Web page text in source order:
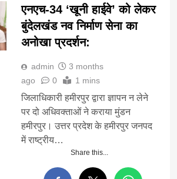
एनएच-34 ‘खूनी हाईवे’ को लेकर
बुंदेलखंड नव निर्माण सेना का
अनोखा प्रदर्शन:
admin
3 months
ago
0 1 mins
जिलाधिकारी हमीरपुर द्वारा ज्ञापन न लेने
पर दो अधिवक्ताओं ने कराया मुंडन ​
हमीरपुर। उत्तर प्रदेश के हमीरपुर जनपद
में राष्ट्रीय…
Share this...